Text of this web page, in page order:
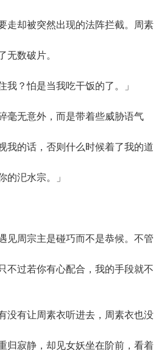
却被突然出现的法阵拦截。周素
无数破片。
？怕是当我吃干饭的了。」
无意外，而是带着些威胁语气
我的话，否则什么时候着了我的道
的汜水宗。」
周宗主是碰巧而不是恭候。不管
不过若你有心配合，我的手段就不
有让周素衣听进去，周素衣也没
归寂静，却见女妖坐在阶前，看着